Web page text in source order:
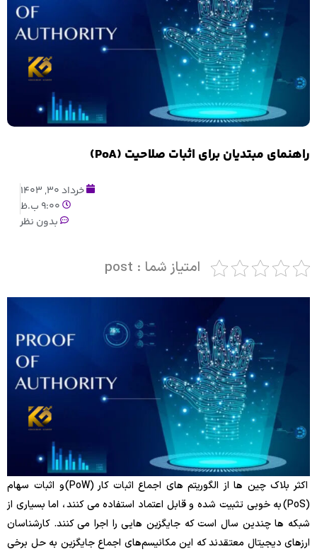
راهنمای مبتدیان برای اثبات صلاحیت (PoA)
خرداد 30, 1403
9:00 ب.ظ
بدون نظر
امتیاز شما : post
اکثر بلاک چین ها از الگوریتم های اجماع اثبات کار (PoW) و اثبات سهام
(PoS) به خوبی تثبیت شده و قابل اعتماد استفاده می کنند ، اما بسیاری از
شبکه ها چندین سال است که جایگزین هایی را اجرا می کنند. کارشناسان
ارزهای دیجیتال معتقدند که این مکانیسم‌های اجماع جایگزین به حل برخی